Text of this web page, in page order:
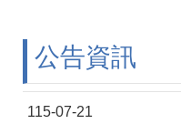
公告資訊
115-07-21